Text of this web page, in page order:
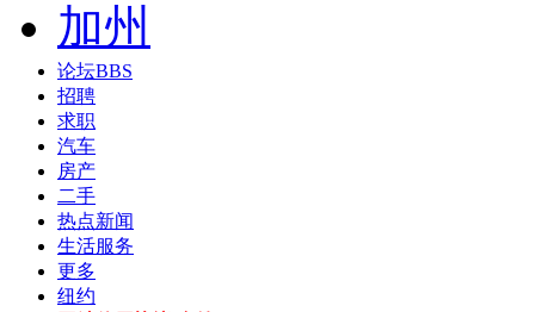
加州
论坛BBS
招聘
求职
汽车
房产
二手
热点新闻
生活服务
更多
纽约